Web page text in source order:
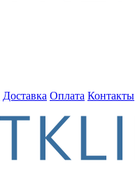
Доставка Оплата Контакты